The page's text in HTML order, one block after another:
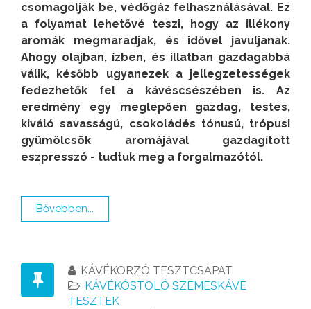
csomagolják be, védőgáz felhasználásával. Ez
a folyamat lehetővé teszi, hogy az illékony
aromák megmaradjak, és idővel javuljanak.
Ahogy olajban, ízben, és illatban gazdagabbá
válik, később ugyanezek a jellegzetességek
fedezhetők fel a kávéscsészében is. Az
eredmény egy meglepően gazdag, testes,
kiváló savasságú, csokoládés tónusú, trópusi
gyümölcsök aromájával gazdagított
eszpresszó - tudtuk meg a forgalmazótól.
Bővebben...
KÁVÉKORZÓ TESZTCSAPAT
KÁVÉKÓSTOLÓ SZEMESKÁVÉ
TESZTEK